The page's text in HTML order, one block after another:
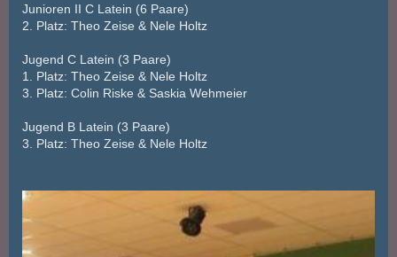
Junioren II C Latein (6 Paare)
2. Platz: Theo Zeise & Nele Holtz
Jugend C Latein (3 Paare)
1. Platz: Theo Zeise & Nele Holtz
3. Platz: Colin Riske & Saskia Wehmeier
Jugend B Latein (3 Paare)
3. Platz: Theo Zeise & Nele Holtz